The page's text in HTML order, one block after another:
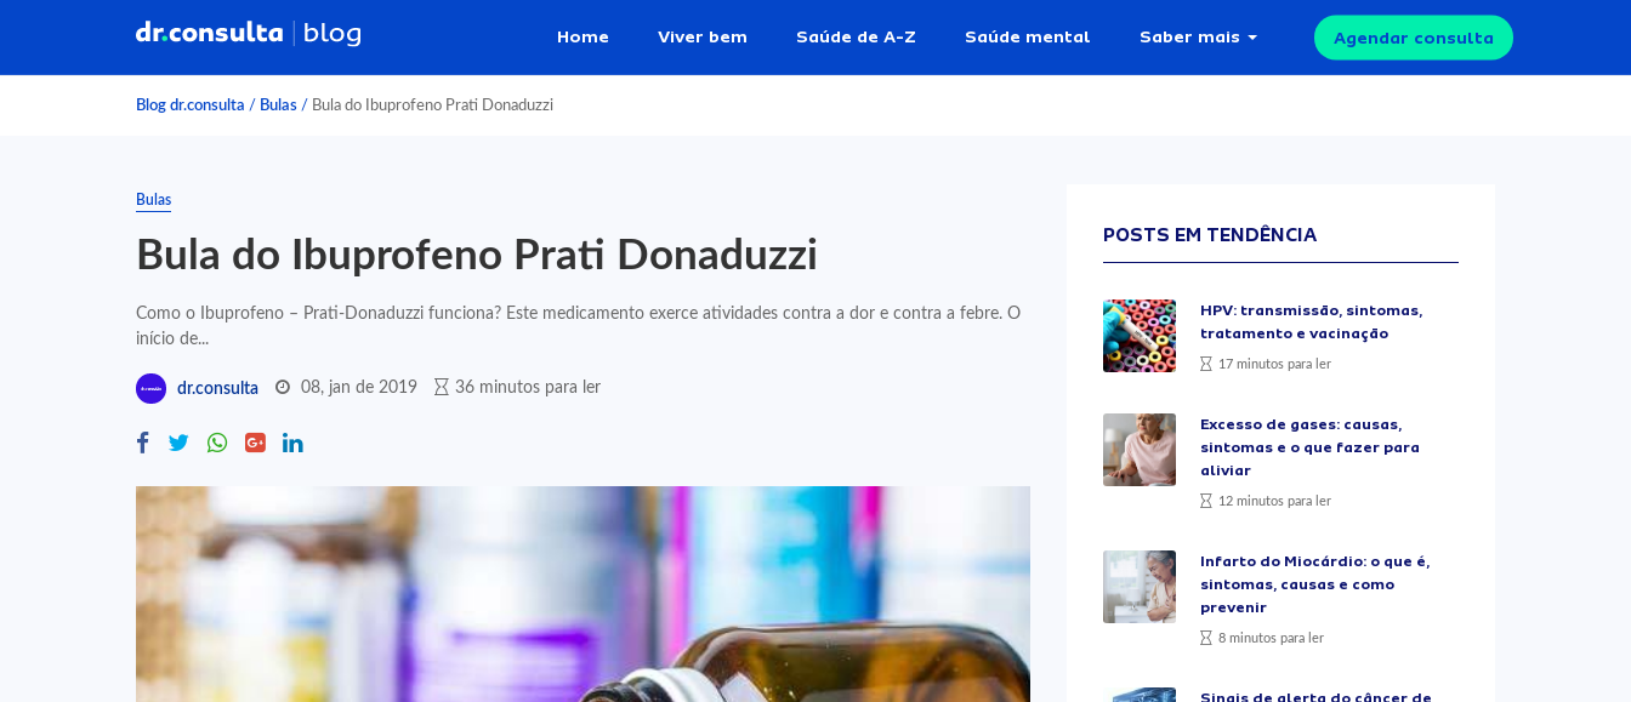
Home Viver bem Saúde de A-Z Saúde mental Saber mais Agendar consulta
Blog dr.consulta / Bulas / Bula do Ibuprofeno Prati Donaduzzi
Bulas
Bula do Ibuprofeno Prati Donaduzzi
Como o Ibuprofeno – Prati-Donaduzzi funciona? Este medicamento exerce atividades contra a dor e contra a febre. O
início de...
dr.consulta 08, jan de 2019 36 minutos para ler
POSTS EM TENDÊNCIA
HPV: transmissão, sintomas,
tratamento e vacinação
17 minutos para ler
Excesso de gases: causas,
sintomas e o que fazer para
aliviar
12 minutos para ler
Infarto do Miocárdio: o que é,
sintomas, causas e como
prevenir
8 minutos para ler
Sinais de alerta do câncer de